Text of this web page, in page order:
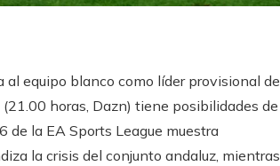
equipo blanco como líder provisional de
horas, Dazn) tiene posibilidades de
de la EA Sports League muestra
la crisis del conjunto andaluz, mientras